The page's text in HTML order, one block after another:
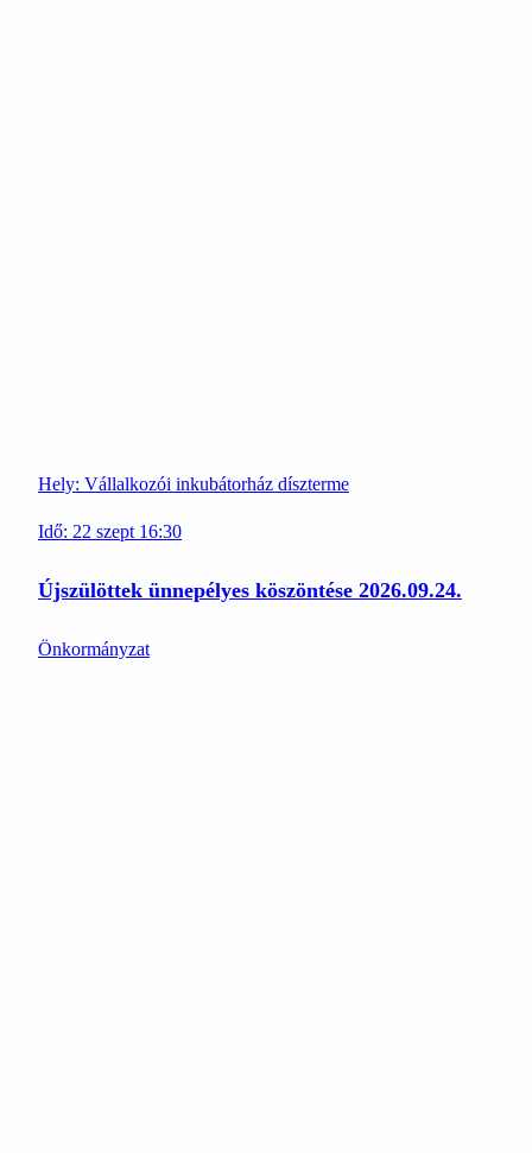
Hely: Vállalkozói inkubátorház díszterme
Idő: 22 szept 16:30
Újszülöttek ünnepélyes köszöntése 2026.09.24.
Önkormányzat